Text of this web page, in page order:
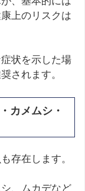
上のリスクは
状を示した場
されます。
カメムシ・
存在します。
、ムカデなど